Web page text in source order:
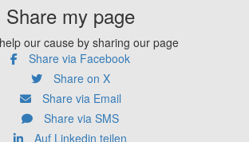
Share my page
our cause by sharing our page
Share via Facebook
Share on X
Share via Email
Share via SMS
Auf Linkedin teilen